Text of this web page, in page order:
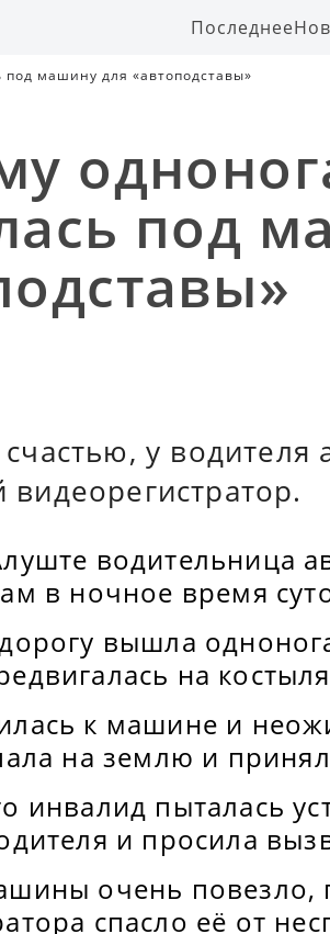
Последнее
машину для «автоподставы»
под
у водителя
водительница
в ночное время
вышла
на
к машине и
на землю и
инвалид пыталась
и просила
очень повезло,
спасло её от